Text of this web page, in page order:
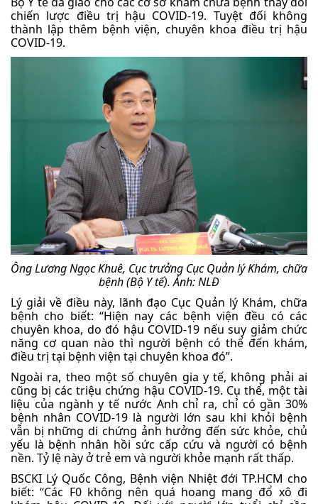
chiến lược điều trị hậu COVID-19. Tuyệt đối không
thành lập thêm bệnh viện, chuyên khoa điều trị hậu
COVID-19.
Ông Lương Ngọc Khuê, Cục trưởng Cục Quản lý Khám, chữa
bệnh (Bộ Y tế).Ảnh: NLĐ
Lý giải về điều này, lãnh đạo Cục Quản lý Khám, chữa
bệnh cho biết: “Hiện nay các bệnh viện đều có các
chuyên khoa, do đó hậu COVID-19 nếu suy giảm chức
năng cơ quan nào thì người bệnh có thể đến khám,
điều trị tại bệnh viện tại chuyên khoa đó”.
Ngoài ra, theo một số chuyên gia y tế, không phải ai
cũng bị các triệu chứng hậu COVID-19. Cụ thể, một tài
liệu của ngành y tế nước Anh chỉ ra, chỉ có gần 30%
bệnh nhân COVID-19 là người lớn sau khi khỏi bệnh
vẫn bị những di chứng ảnh hưởng đến sức khỏe, chủ
yếu là bệnh nhân hồi sức cấp cứu và người có bệnh
nền. Tỷ lệ này ở trẻ em và người khỏe mạnh rất thấp.
BSCKI Lý Quốc Công, Bệnh viện Nhiệt đới TP.HCM cho
biết: “Các F0 không nên quá hoang mang đổ xô đi